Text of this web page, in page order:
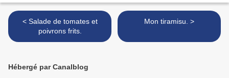
< Salade de tomates et
poivrons frits.
Mon tiramisu. >
Hébergé par Canalblog